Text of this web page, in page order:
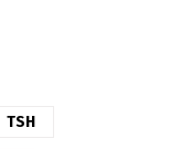
TSH